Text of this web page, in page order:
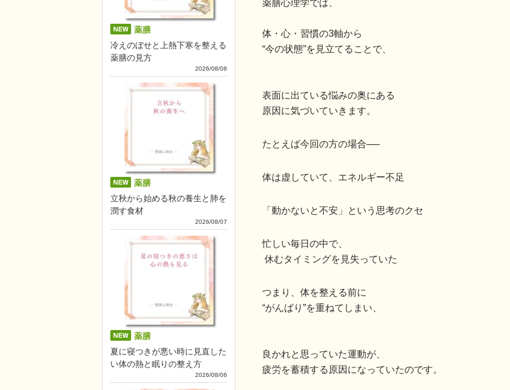
薬膳
冷えのぼせと上熱下寒を整える
薬膳の見方
2026/08/08
薬膳
立秋から始める秋の養生と肺を
潤す食材
2026/08/07
薬膳
夏に寝つきが悪い時に見直した
い体の熱と眠りの整え方
2026/08/06
薬膳心理学では、
体・心・習慣の3軸から
“今の状態”を見立てることで、
表面に出ている悩みの奥にある
原因に気づいていきます。
たとえば今回の方の場合──
体は虚していて、エネルギー不足
「動かないと不安」という思考のクセ
忙しい毎日の中で、
休むタイミングを見失っていた
つまり、体を整える前に
“がんばり”を重ねてしまい、
良かれと思っていた運動が、
疲労を蓄積する原因になっていたのです。